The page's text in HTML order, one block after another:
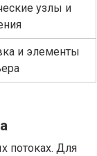
узлы и
и элементы
потоках. Для